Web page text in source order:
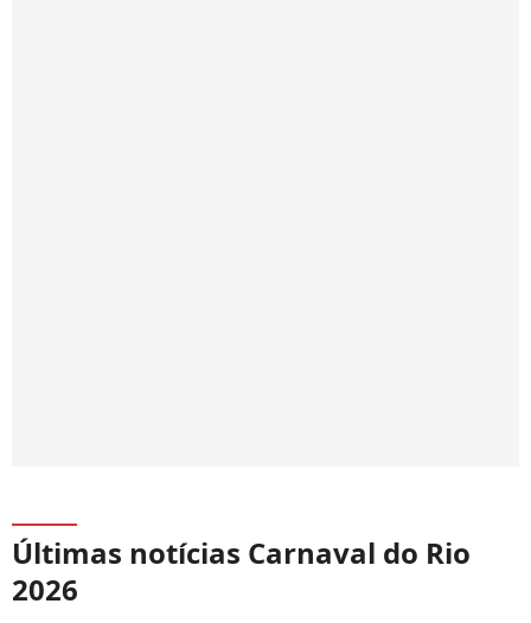
Últimas notícias Carnaval do Rio
2026